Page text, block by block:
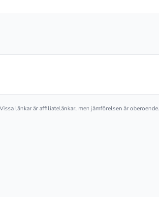
länkar är affiliatelänkar, men jämförelsen är oberoende.